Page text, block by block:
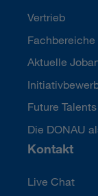
Vertrieb
Fachbereiche
Aktuelle
Future Talents
Die DONAU
Kontakt
Live Chat